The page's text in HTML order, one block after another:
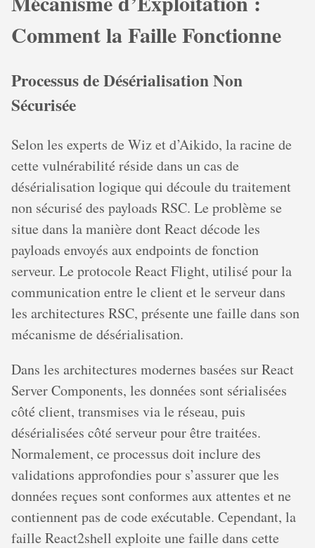
Comment la Faille Fonctionne
Processus de Désérialisation Non
Sécurisée
Selon les experts de Wiz et d’Aikido, la racine de
cette vulnérabilité réside dans un cas de
désérialisation logique qui découle du traitement
non sécurisé des payloads RSC. Le problème se
situe dans la manière dont React décode les
payloads envoyés aux endpoints de fonction
serveur. Le protocole React Flight, utilisé pour la
communication entre le client et le serveur dans
les architectures RSC, présente une faille dans son
mécanisme de désérialisation.
Dans les architectures modernes basées sur React
Server Components, les données sont sérialisées
côté client, transmises via le réseau, puis
désérialisées côté serveur pour être traitées.
Normalement, ce processus doit inclure des
validations approfondies pour s’assurer que les
données reçues sont conformes aux attentes et ne
contiennent pas de code exécutable. Cependant, la
faille React2shell exploite une faille dans cette